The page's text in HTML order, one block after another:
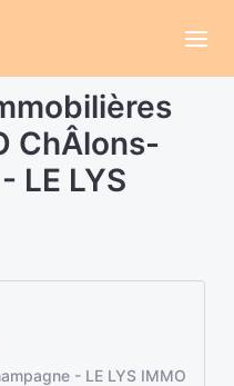
ChÂlons-
LE LYS
- LE LYS IMMO